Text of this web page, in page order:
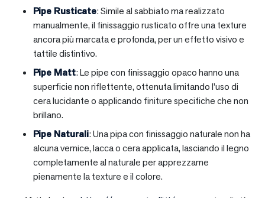
Pipe Rusticate: Simile al sabbiato ma realizzato
manualmente, il finissaggio rusticato offre una texture
ancora più marcata e profonda, per un effetto visivo e
tattile distintivo.
Pipe Matt: Le pipe con finissaggio opaco hanno una
superficie non riflettente, ottenuta limitando l’uso di
cera lucidante o applicando finiture specifiche che non
brillano.
Pipe Naturali: Una pipa con finissaggio naturale non ha
alcuna vernice, lacca o cera applicata, lasciando il legno
completamente al naturale per apprezzarne
pienamente la texture e il colore.